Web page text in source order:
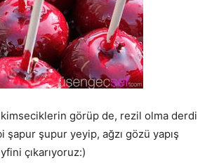
görüp de, rezil olma derdi
şapur şupur yeyip, ağzı gözü yapış
çıkarıyoruz:)